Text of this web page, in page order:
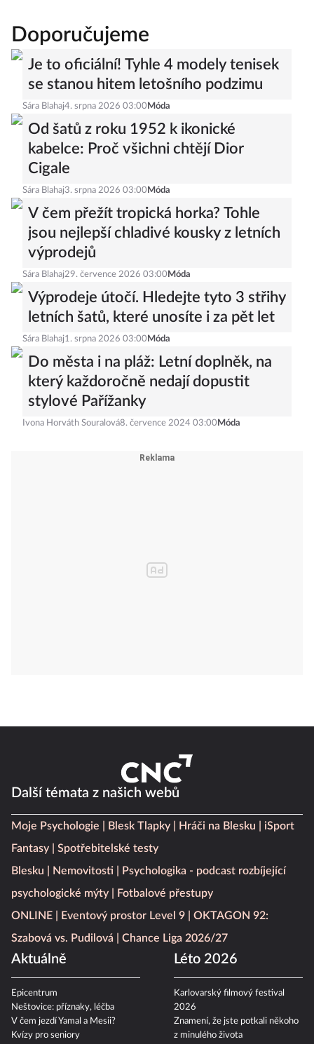
Doporučujeme
Je to oficiální! Tyhle 4 modely tenisek
se stanou hitem letošního podzimu
Sára Blahaj4. srpna 2026 03:00 Móda
Od šatů z roku 1952 k ikonické
kabelce: Proč všichni chtějí Dior
Cigale
Sára Blahaj3. srpna 2026 03:00 Móda
V čem přežít tropická horka? Tohle
jsou nejlepší chladivé kousky z letních
výprodejů
Sára Blahaj29. července 2026 03:00 Móda
Výprodeje útočí. Hledejte tyto 3 střihy
letních šatů, které unosíte i za pět let
Sára Blahaj1. srpna 2026 03:00 Móda
Do města i na pláž: Letní doplněk, na
který každoročně nedají dopustit
stylové Pařížanky
Ivona Horváth Souralová8. července 2024 03:00 Móda
Další témata z našich webů
Moje Psychologie Blesk Tlapky Hráči na Blesku
iSport
Fantasy
Spotřebitelské testy
Blesku
Nemovitosti
Psychologika - podcast rozbíjející
psychologické mýty
Fotbalové přestupy
ONLINE
Eventový prostor Level 9
OKTAGON 92:
Szabová vs. Pudilová
Chance Liga 2026/27
Aktuálně
Epicentrum
Neštovice: příznaky, léčba
V čem jezdí Yamal a Mesii?
Kvízy pro seniory
Léto 2026
Karlovarský filmový festival
2026
Znamení, že jste potkali někoho
z minulého života